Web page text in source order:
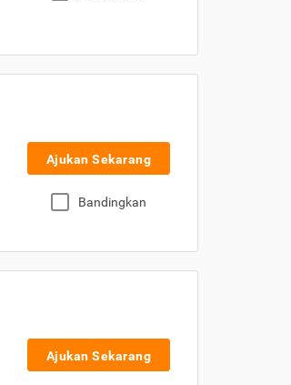
Ajukan Sekarang
Bandingkan
Ajukan Sekarang